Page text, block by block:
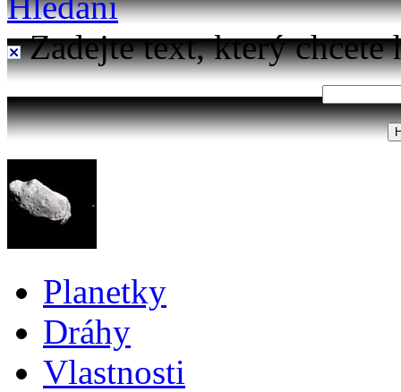
Zadejte text, který chcete
Planetky
Dráhy
Vlastnosti